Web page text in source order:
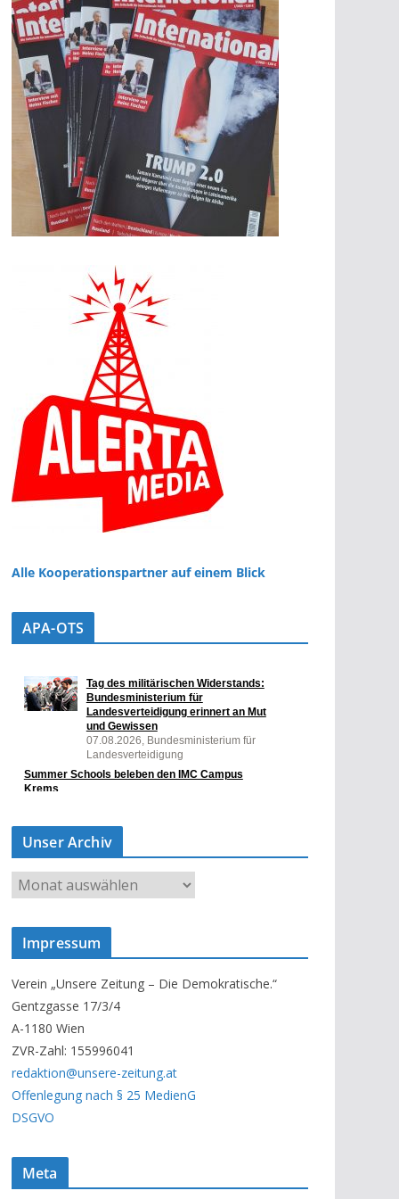
Alle Kooperationspartner auf einem Blick
APA-OTS
Unser Archiv
U
n
s
A
r
c
h
i
v
Impressum
Verein „Unsere Zeitung – Die Demokratische.“
Gentzgasse 17/3/4
A-1180 Wien
ZVR-Zahl: 155996041
redaktion@unsere-zeitung.at
Offenlegung nach § 25 MedienG
DSGVO
Meta